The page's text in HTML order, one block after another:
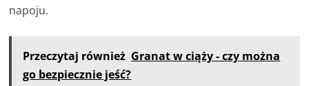
napoju.
Przeczytaj również Granat w ciąży - czy można
go bezpiecznie jeść?